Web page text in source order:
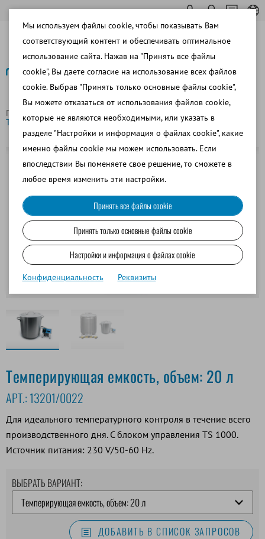
Главная страница Свиноводство
Темперирующая емкость, объем: 20 л
Назад
Темперирующая емкость, объем: 20 л
АРТ.: 13201/0022
Для идеального температурного контроля в течение всего
производственного дня. С блоком управления TS 1000.
Источник питания: 230 V/50-60 Hz.
ВЫБРАТЬ ВАРИАНТ:
ДОБАВИТЬ В СПИСОК ЗАПРОСОВ
Мы используем файлы cookie, чтобы показывать Вам
соответствующий контент и обеспечивать оптимальное
использование сайта. Нажав на "Принять все файлы
cookie", Вы даете согласие на использование всех файлов
cookie. Выбрав "Принять только основные файлы cookie",
Вы можете отказаться от использования файлов cookie,
которые не являются необходимыми, или указать в
разделе "Настройки и информация о файлах cookie", какие
именно файлы cookie мы можем использовать. Если
впоследствии Вы поменяете свое решение, то сможете в
любое время изменить эти настройки.
Принять все файлы cookie
Принять только основные файлы cookie
Настройки и информация о файлах cookie
Конфиденциальность Реквизиты